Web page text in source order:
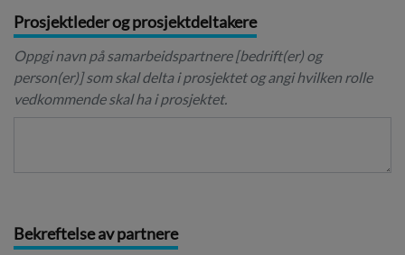
Prosjektleder og prosjektdeltakere
Oppgi navn på samarbeidspartnere [bedrift(er) og
person(er)] som skal delta i prosjektet og angi hvilken rolle
vedkommende skal ha i prosjektet.
Bekreftelse av partnere